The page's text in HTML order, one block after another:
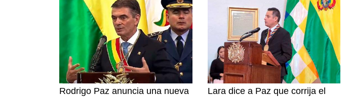
Rodrigo Paz anuncia una nueva
Lara dice a Paz que corrija el